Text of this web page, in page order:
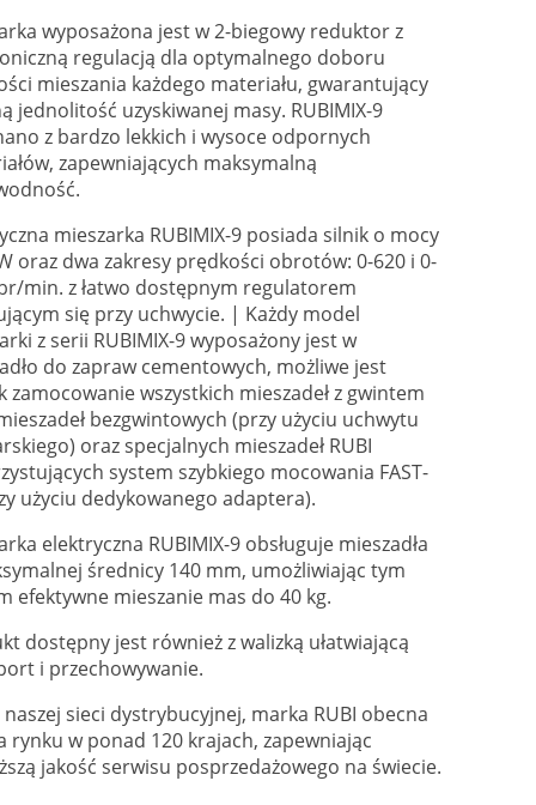
wyposażona jest w 2-biegowy reduktor z
regulacją dla optymalnego doboru
mieszania każdego materiału, gwarantujący
jednolitość uzyskiwanej masy. RUBIMIX-9
z bardzo lekkich i wysoce odpornych
zapewniających maksymalną
mieszarka RUBIMIX-9 posiada silnik o mocy
oraz dwa zakresy prędkości obrotów: 0-620 i 0-
min. z łatwo dostępnym regulatorem
się przy uchwycie. | Każdy model
z serii RUBIMIX-9 wyposażony jest w
do zapraw cementowych, możliwe jest
zamocowanie wszystkich mieszadeł z gwintem
bezgwintowych (przy użyciu uchwytu
oraz specjalnych mieszadeł RUBI
system szybkiego mocowania FAST-
użyciu dedykowanego adaptera).
elektryczna RUBIMIX-9 obsługuje mieszadła
średnicy 140 mm, umożliwiając tym
efektywne mieszanie mas do 40 kg.
dostępny jest również z walizką ułatwiającą
i przechowywanie.
naszej sieci dystrybucyjnej, marka RUBI obecna
rynku w ponad 120 krajach, zapewniając
jakość serwisu posprzedażowego na świecie.